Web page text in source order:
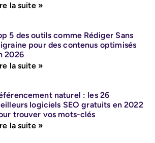
la suite »
5 des outils comme Rédiger Sans
pour des contenus optimisés
2026
la suite »
naturel : les 26
logiciels SEO gratuits en 2022
trouver vos mots-clés
la suite »